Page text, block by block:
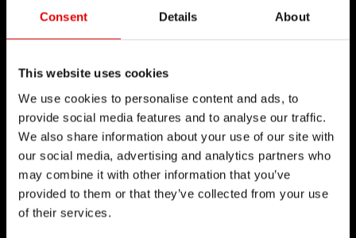
Consent Details About
This website uses cookies
We use cookies to personalise content and ads, to
provide social media features and to analyse our traffic.
We also share information about your use of our site with
our social media, advertising and analytics partners who
may combine it with other information that you’ve
provided to them or that they’ve collected from your use
of their services.
TECNOLOGÍA
Creemos en el arte de la ingeniería y
perseguimos la perfección en el desarrollo de
nuevos productos. Nuestro principio rector es